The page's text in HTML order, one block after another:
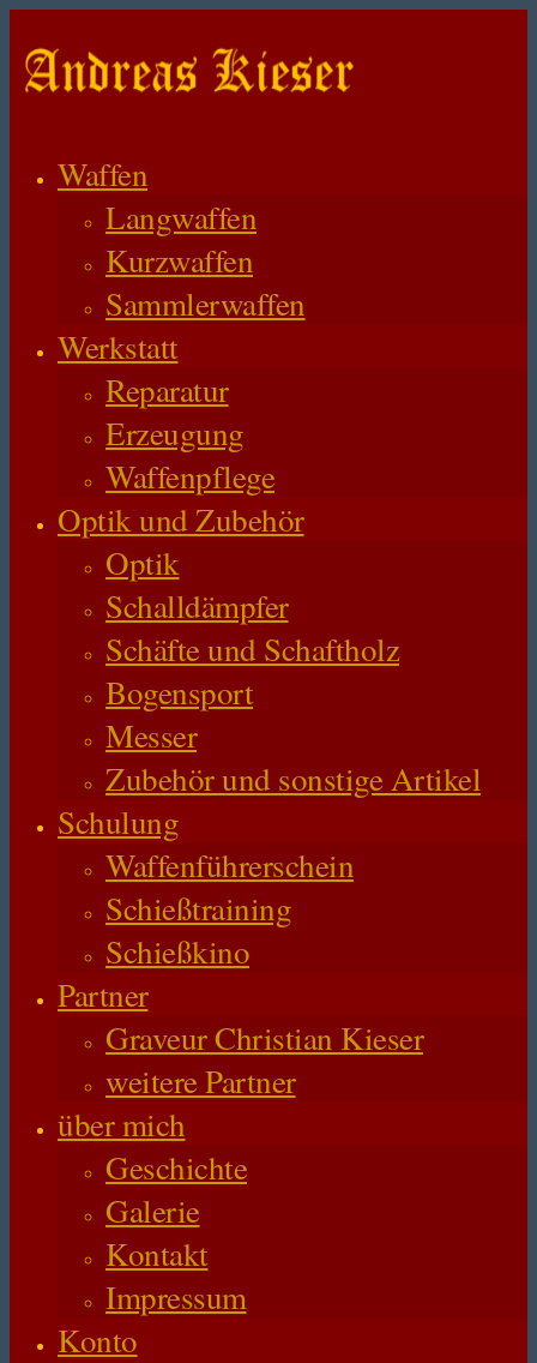
Waffen
Langwaffen
Kurzwaffen
Sammlerwaffen
Werkstatt
Reparatur
Erzeugung
Waffenpflege
Optik und Zubehör
Optik
Schalldämpfer
Schäfte und Schaftholz
Bogensport
Messer
Zubehör und sonstige Artikel
Schulung
Waffenführerschein
Schießtraining
Schießkino
Partner
Graveur Christian Kieser
weitere Partner
über mich
Geschichte
Galerie
Kontakt
Impressum
Konto